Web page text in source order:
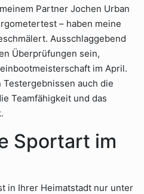
Partner Jochen Urban
– haben meine
Ausschlaggebend
Überprüfungen sein,
im April.
Testergebnissen auch die
Teamfähigkeit und das
Sportart im
in Ihrer Heimatstadt nur unter